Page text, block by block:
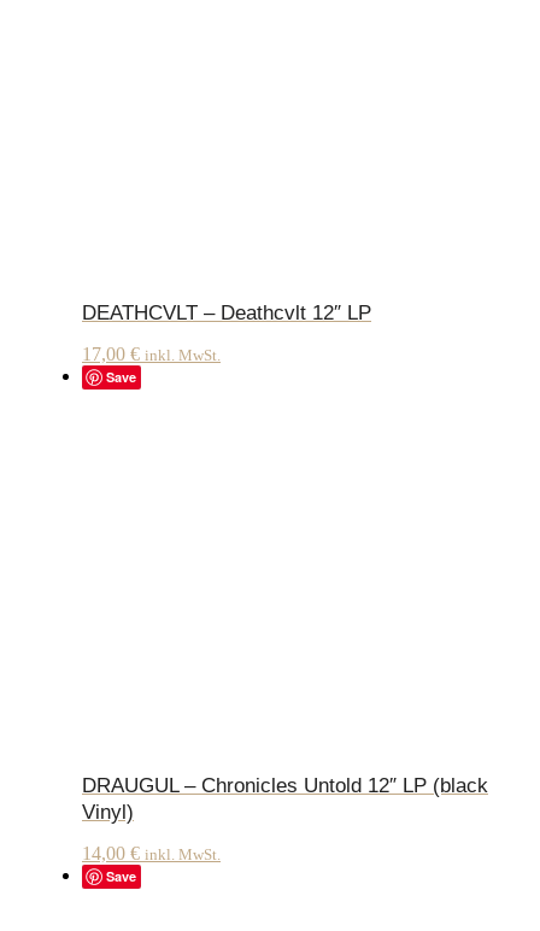
DEATHCVLT – Deathcvlt 12″ LP
17,00 € inkl. MwSt.
Save
DRAUGUL – Chronicles Untold 12″ LP (black
Vinyl)
14,00 € inkl. MwSt.
Save